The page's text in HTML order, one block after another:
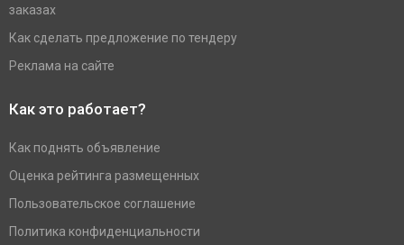
заказах
Как сделать предложение по тендеру
Реклама на сайте
Как это работает?
Как поднять объявление
Оценка рейтинга размещенных
Пользовательское соглашение
Политика конфиденциальности